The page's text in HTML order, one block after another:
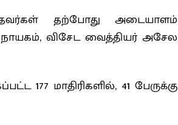
தற்போது அடையாளம்
விசேட வைத்தியர் அசேல
177 மாதிரிகளில், 41 பேருக்கு